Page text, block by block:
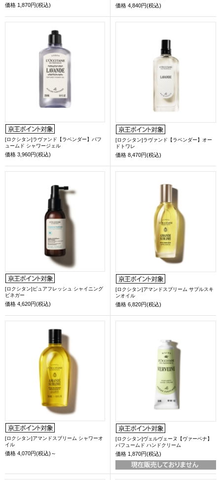
価格 1,870円(税込) 価格 4,840円(税込)
[ロクシタン]ラヴァンド【ラベンダー】パフ
ュームド シャワージェル
価格 3,960円(税込)
[ロクシタン]ラヴァンド【ラベンダー】オー
ドトワレ
価格 8,470円(税込)
[ロクシタン]ピュアフレッシュ シャイニング
ビネガー
価格 4,620円(税込)
[ロクシタン]アマンドスブリーム サプルスキ
ンオイル
価格 6,820円(税込)
[ロクシタン]アマンドスブリーム シャワーオ
イル
価格 4,070円(税込)～
[ロクシタン]ヴェルヴェーヌ【ヴァーベナ】
パフュームド ハンドクリーム
価格 1,870円(税込)